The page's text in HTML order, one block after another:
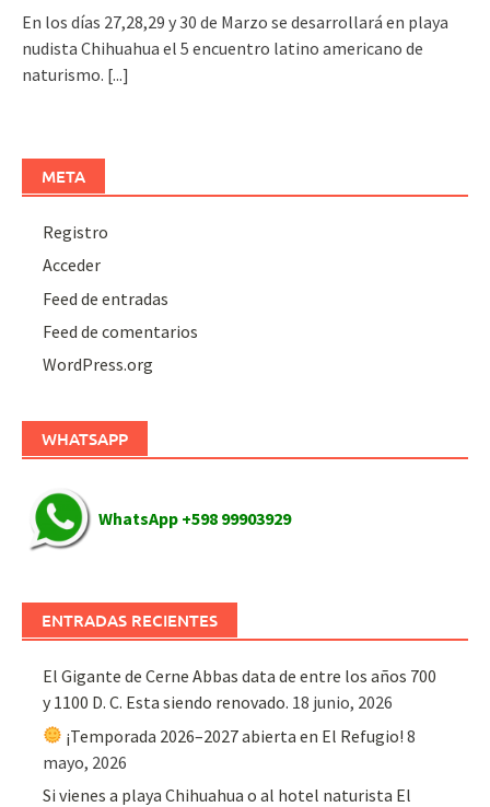
En los días 27,28,29 y 30 de Marzo se desarrollará en playa
nudista Chihuahua el 5 encuentro latino americano de
naturismo. [...]
META
Registro
Acceder
Feed de entradas
Feed de comentarios
WordPress.org
WHATSAPP
WhatsApp +598 99903929
ENTRADAS RECIENTES
El Gigante de Cerne Abbas data de entre los años 700
y 1100 D. C. Esta siendo renovado. 18 junio, 2026
¡Temporada 2026–2027 abierta en El Refugio! 8
mayo, 2026
Si vienes a playa Chihuahua o al hotel naturista El